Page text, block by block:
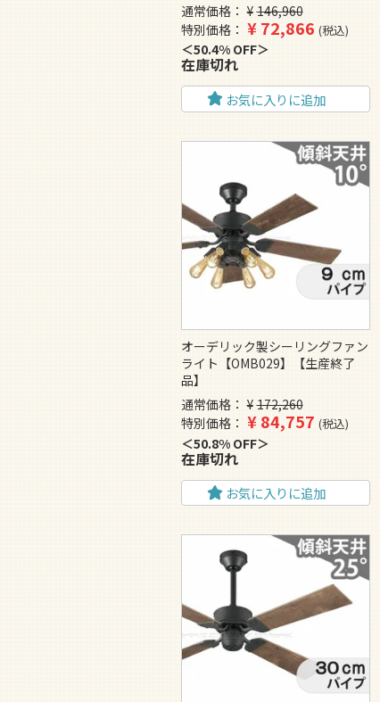
通常価格
¥ 146,960
特別価格
¥ 72,866 税込
50.4% OFF
在庫切れ
お気に入りに追加
オーデリック製シーリングファン
ライト【OMB029】【生産終了
品】
通常価格
¥ 172,260
特別価格
¥ 84,757 税込
50.8% OFF
在庫切れ
お気に入りに追加